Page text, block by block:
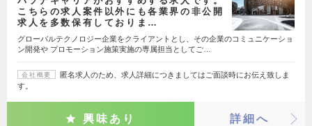
こちらの求人案件以外にも各業界の非公開
求人を多数保有しておりま…
グローバルテクノロジー企業をクライアントとし、その企業のコミュニケーショ
ン開発や プロモーション施策実施の専属担当としてご…
会社概要
匿名求人のため、求人詳細につきましてはご面談時にお伝え致しま
す。
興味あり 詳細へ